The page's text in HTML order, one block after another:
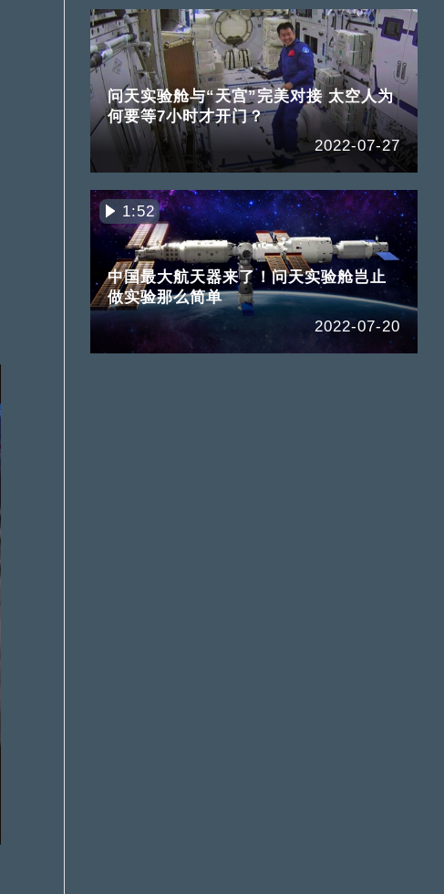
问天实验舱与“天宫”完美对接 太空人为
何要等7小时才开门？
2022-07-27
1:52
中国最大航天器来了！问天实验舱岂止
做实验那么简单
2022-07-20